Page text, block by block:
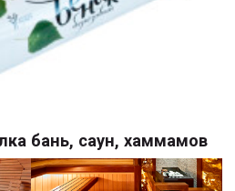
бань, саун, хаммамов